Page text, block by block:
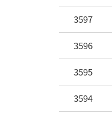
3597
3596
3595
3594